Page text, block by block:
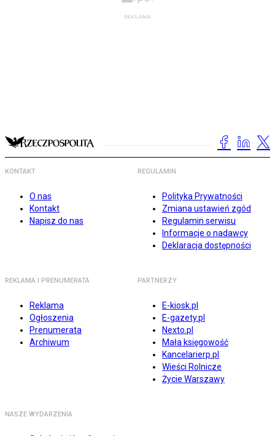
KONTAKT
O nas
Kontakt
Napisz do nas
REGULAMIN
Polityka Prywatności
Zmiana ustawień zgód
Regulamin serwisu
Informacje o nadawcy
Deklaracja dostępności
REKLAMA I PRENUMERATA
Reklama
Ogłoszenia
Prenumerata
Archiwum
PARTNERZY
E-kiosk.pl
E-gazety.pl
Nexto.pl
Mała księgowość
Kancelarierp.pl
Wieści Rolnicze
Życie Warszawy
NASZE WYDARZENIA